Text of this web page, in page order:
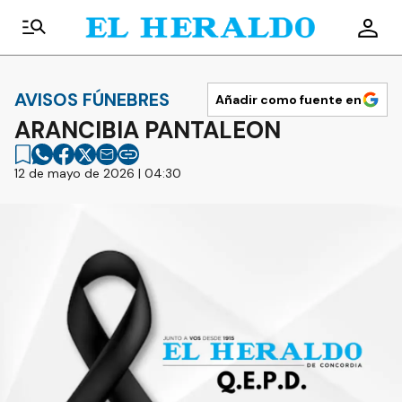
AVISOS FÚNEBRES Añadir como fuente en
ARANCIBIA PANTALEON
12 de mayo de 2026 | 04:30